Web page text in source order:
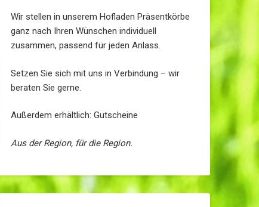
Wir stellen in unserem Hofladen Präsentkörbe
ganz nach Ihren Wünschen individuell
zusammen, passend für jeden Anlass.
Setzen Sie sich mit uns in Verbindung – wir
beraten Sie gerne.
Außerdem erhältlich: Gutscheine
Aus der Region, für die Region.